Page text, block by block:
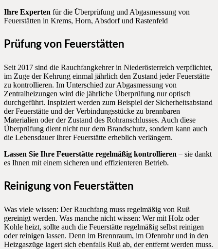
Ihre Experten für die Überprüfung und Abgasmessung von
Feuerstätten in Krems, Horn, Absdorf und Rastenfeld
Prüfung von Feuerstätten
Seit 2017 sind die Rauchfangkehrer in Niederösterreich verpflichtet,
im Zuge der Kehrung einmal jährlich den Zustand jeder Feuerstätte
zu kontrollieren. Im Unterschied zur Abgasmessung von
Zentralheizungen wird die jährliche Überprüfung nur optisch
durchgeführt. Inspiziert werden zum Beispiel der Sicherheitsabstand
der Feuerstätte und der Verbindungsstücke zu brennbaren
Materialien oder der Zustand des Rohranschlusses. Auch diese
Überprüfung dient nicht nur dem Brandschutz, sondern kann auch
die Lebensdauer Ihrer Feuerstätte erheblich verlängern.
Lassen Sie Ihre Feuerstätte regelmäßig kontrollieren – sie dankt
es Ihnen mit einem sicheren und effizienteren Betrieb.
Reinigung von Feuerstätten
Was viele wissen: Der Rauchfang muss regelmäßig von Ruß
gereinigt werden. Was manche nicht wissen: Wer mit Holz oder
Kohle heizt, sollte auch die Feuerstätte regelmäßig selbst reinigen
oder reinigen lassen. Denn im Brennraum, im Ofenrohr und in den
Heizgaszüge lagert sich ebenfalls Ruß ab, der entfernt werden muss.